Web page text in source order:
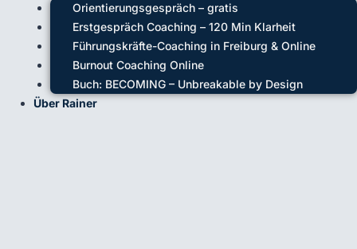
Orientierungsgespräch – gratis
Erstgespräch Coaching – 120 Min Klarheit
Führungskräfte-Coaching in Freiburg & Online
Burnout Coaching Online
Buch: BECOMING – Unbreakable by Design
Über Rainer